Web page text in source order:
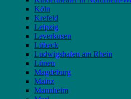
Köln
Krefeld
Leipzig
Leverkusen
Lübeck
Ludwigshafen am Rhein
Lünen
Magdeburg
Mainz
Mannheim